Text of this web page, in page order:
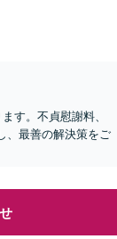
す。不貞慰謝料、
、最善の解決策をご